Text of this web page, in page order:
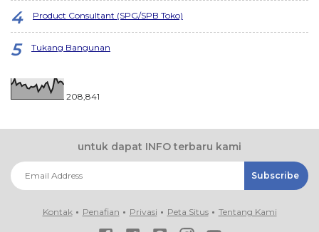
Product Consultant (SPG/SPB Toko)
Tukang Bangunan
208,841
untuk dapat INFO terbaru kami
Kontak Penafian Privasi Peta Situs Tentang Kami